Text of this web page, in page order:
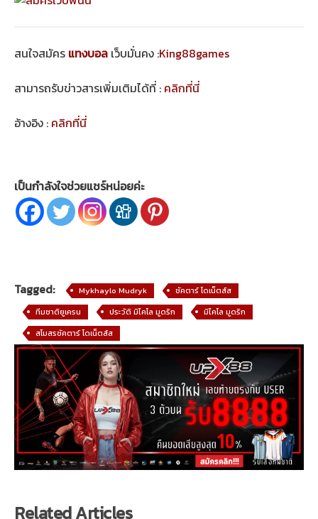
สนใจสมัคร แทงบอล เว็บมั่นคง :King88games
สามารถรับข่าวสารเพิ่มเติมได้ที่ : คลิกที่นี่
อ้างอิง : คลิกที่นี่
เป็นกำลังใจช่วยแชร์หน่อยค่ะ
Tagged: Mykhaylo Mudryk
ชัคตาร์ โดเน็ตส์ส
ทีมชาติยูเครน
ประวัติ มิไคโล มูดริก
มิไคโล มูดริก
สโมสรชัคตาร์ โดเน็ตส์ส
Related Articles